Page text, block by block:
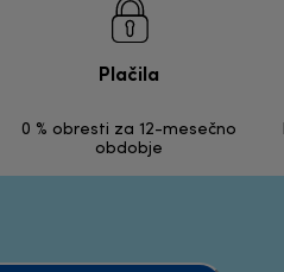
Plačila
0 % obresti za 12-mesečno
obdobje